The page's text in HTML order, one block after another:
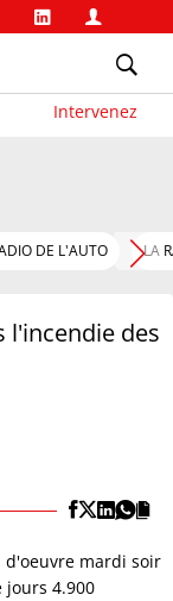
Intervenez
DE L'AUTO LA
l'incendie des
mardi soir
4.900